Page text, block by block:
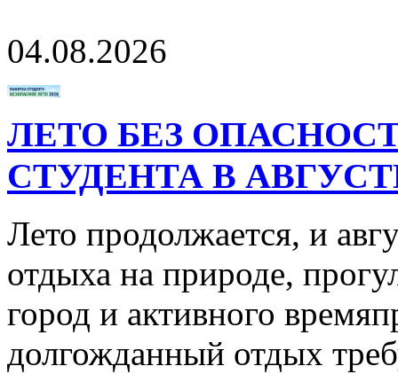
04.08.2026
ЛЕТО БЕЗ
СТУДЕНТА В
Лето продолжается, и
отдыха на природе,
город и активного
долгожданный отдых